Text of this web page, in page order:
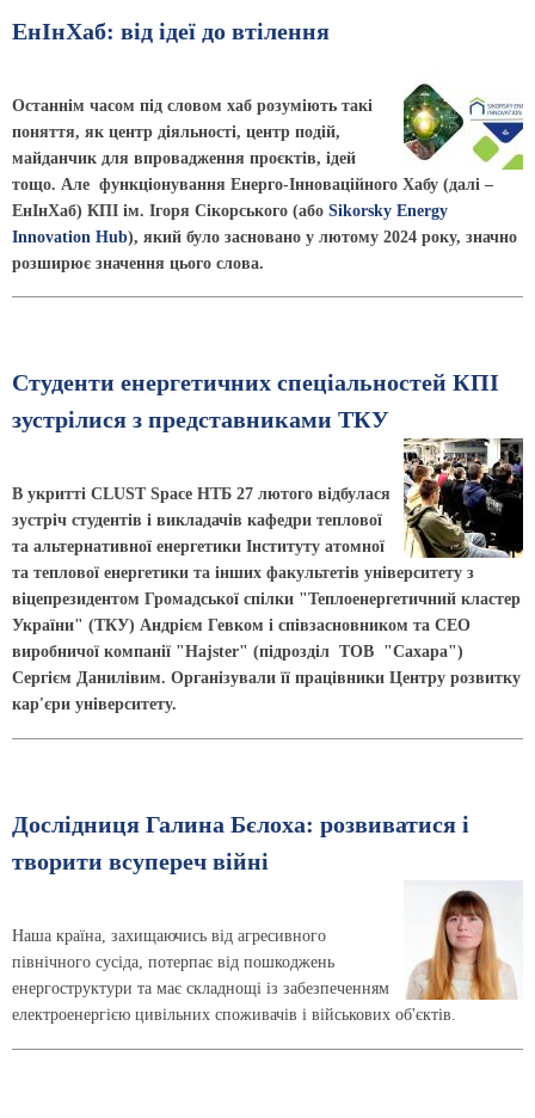
ЕнІнХаб: від ідеї до втілення
Останнім часом під словом хаб розуміють такі
поняття, як центр діяльності, центр подій,
майданчик для впровадження проєктів, ідей
тощо. Але функціонування Енерго-Інноваційного Хабу (далі –
ЕнІнХаб) КПІ ім. Ігоря Сікорського (або Sikorsky Energy
Innovation Hub), який було засновано у лютому 2024 року, значно
розширює значення цього слова.
Студенти енергетичних спеціальностей КПІ
зустрілися з представниками ТКУ
В укритті CLUST Space НТБ 27 лютого відбулася
зустріч студентів і викладачів кафедри теплової
та альтернативної енергетики Інституту атомної
та теплової енергетики та інших факультетів університету з
віцепрезидентом Громадської спілки "Теплоенергетичний кластер
України" (ТКУ) Андрієм Гевком і співзасновником та СЕО
виробничої компанії "Hajster" (підрозділ ТОВ "Сахара")
Сергієм Данилівим. Організували її працівники Центру розвитку
кар'єри університету.
Дослідниця Галина Бєлоха: розвиватися і
творити всупереч війні
Наша країна, захищаючись від агресивного
північного сусіда, потерпає від пошкоджень
енергоструктури та має складнощі із забезпеченням
електроенергією цивільних споживачів і військових об'єктів.